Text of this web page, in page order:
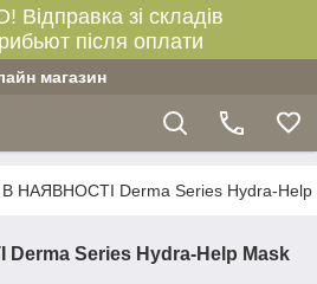
зі складів
після оплати
магазин
НАЯВНОСТІ Derma Series Hydra-Help
Series Hydra-Help Mask